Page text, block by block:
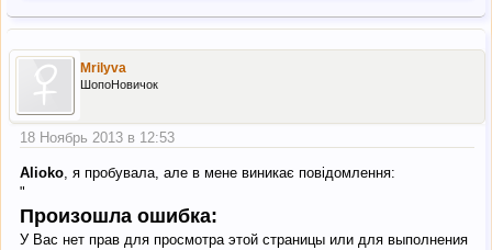
Mrilyva
ШопоНовичок
18 Ноябрь 2013 в 12:53
Alioko, я пробувала, але в мене виникає повідомлення:
"
Произошла ошибка:
У Вас нет прав для просмотра этой страницы или для выполнения